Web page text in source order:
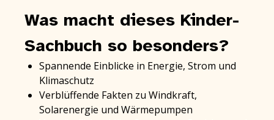
Was macht dieses Kinder-
Sachbuch so besonders?
Spannende Einblicke in Energie, Strom und
Klimaschutz
Verblüffende Fakten zu Windkraft,
Solarenergie und Wärmepumpen